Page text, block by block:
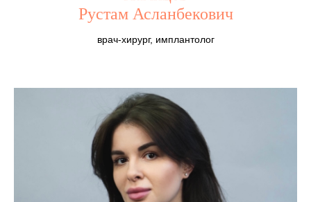
Рустам Асланбекович
врач-хирург, имплантолог